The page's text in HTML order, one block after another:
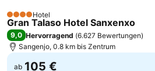
A Ribeira
Arnela
4 SterneHotel
Gran Talaso Hotel Sanxenxo
9,0 Hervorragend (6.627 Bewertungen)
Sangenjo, 0.8 km bis Zentrum
ab 105 €